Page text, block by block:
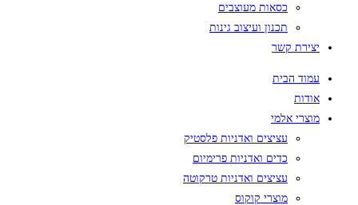
כסאות מעוצבים
תכנון ועיצוב גינות
יצירת קשר
עמוד הבית
אודות
מוצרי אלמי
עציצים ואדניות פלסטיק
כדים ואדניות פרימיום
עציצים ואדניות טרקוטה
מוצרי קוקוס